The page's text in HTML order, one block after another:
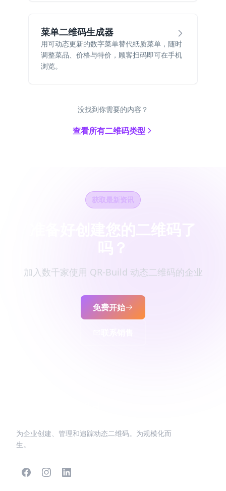
菜单二维码生成器
用可动态更新的数字菜单替代纸质菜单，随时
调整菜品、价格与特价，顾客扫码即可在手机
浏览。
没找到你需要的内容？
查看所有二维码类型
获取最新资讯
加入数千家使用 QR-Build 动态二维码的企业
免费开始
为企业创建、管理和追踪动态二维码。为规模化而
生。